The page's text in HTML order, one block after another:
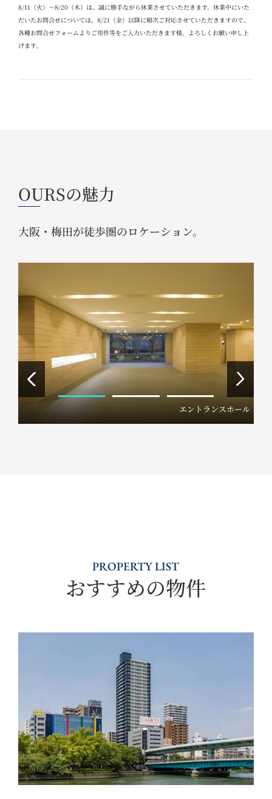
8/11 （火）～8/20（木）は、誠に勝手ながら休業させていただきます。休業中にいた
だいたお問合せについては、 8/21 （金）以降に順次ご対応させていただきますので、
各種お問合せフォームよりご用件等をご入力いただきます様、よろしくお願い申し上
げます。
OURSの魅力
大阪・梅田が徒歩圏のロケーション。
エントランスホール
PROPERTY LIST
おすすめの物件